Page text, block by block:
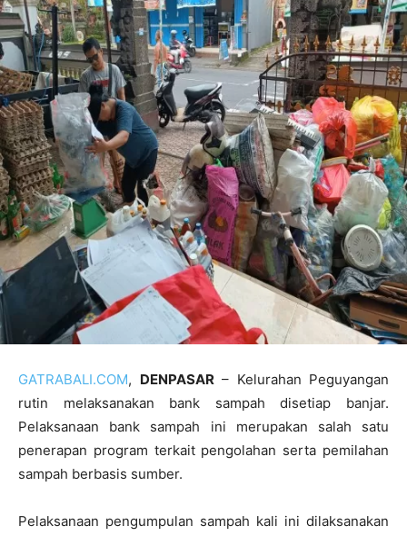
GATRABALI.COM, DENPASAR – Kelurahan Peguyangan
rutin melaksanakan bank sampah disetiap banjar.
Pelaksanaan bank sampah ini merupakan salah satu
penerapan program terkait pengolahan serta pemilahan
sampah berbasis sumber.
Pelaksanaan pengumpulan sampah kali ini dilaksanakan